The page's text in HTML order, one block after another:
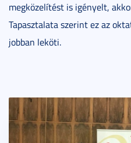
megközelítést is igényelt,
Tapasztalata szerint ez az
jobban leköti.